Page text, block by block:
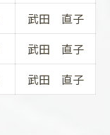
武田 直子
武田 直子
武田 直子